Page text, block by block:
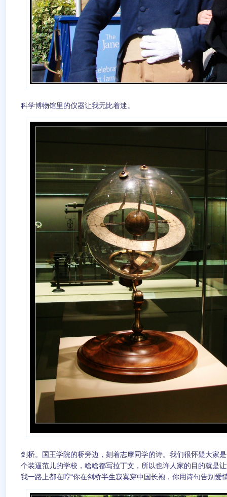
科学博物馆里的仪器让我无比着迷。
剑桥。国王学院的桥旁边，刻着志摩同学的诗。我们很怀疑大家
个装逼范儿的学校，啥啥都写拉丁文，所以也许人家的目的就是
我一路上都在哼“你在剑桥半生寂寞穿中国长袍，你用诗句告别